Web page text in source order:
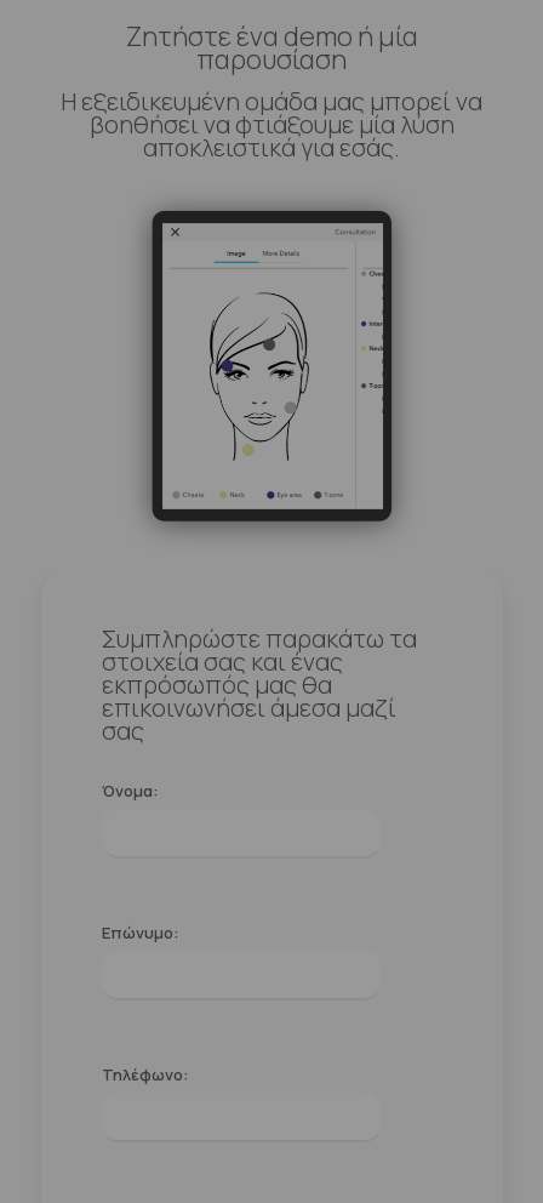
Ζητήστε ένα demo ή μία
παρουσίαση
Η εξειδικευμένη ομάδα μας μπορεί να
βοηθήσει να φτιάξουμε μία λύση
αποκλειστικά για εσάς.
Συμπληρώστε παρακάτω τα
στοιχεία σας και ένας
εκπρόσωπός μας θα
επικοινωνήσει άμεσα μαζί
σας
Όνομα:
Επώνυμο:
Τηλέφωνο: